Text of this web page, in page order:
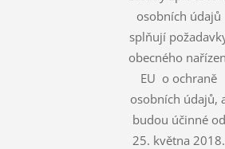
osobních údajů
splňují
obecného
EU o ochraně
osobních údajů,
budou účinné od
25. května 2018.